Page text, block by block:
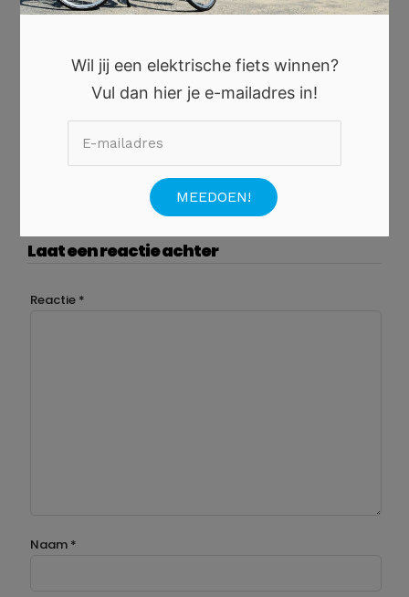
#EEN FRANS NUMMER AANVRAGEN
#ONDERNEMING MET FRANS NUMMER
Laat een reactie achter
Reactie *
Naam *
Wil jij een elektrische fiets winnen?
Vul dan hier je e-mailadres in!